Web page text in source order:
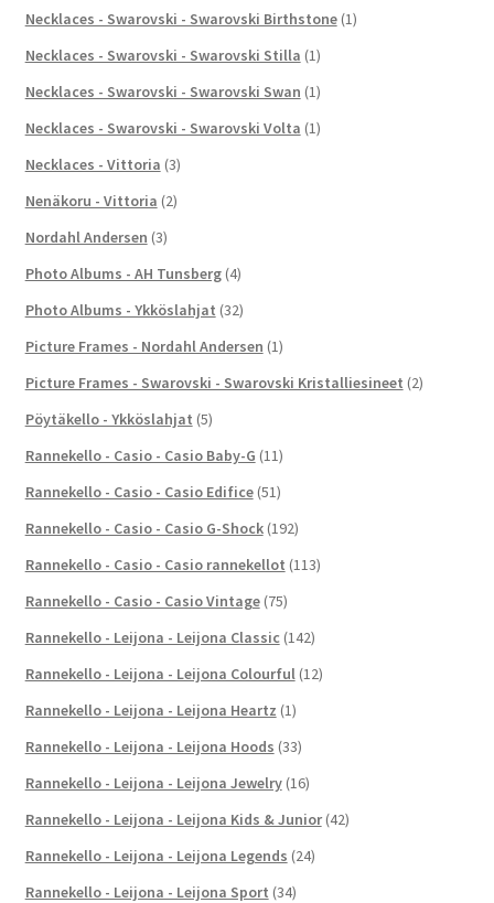
Necklaces - Swarovski - Swarovski Birthstone (1)
Necklaces - Swarovski - Swarovski Stilla (1)
Necklaces - Swarovski - Swarovski Swan (1)
Necklaces - Swarovski - Swarovski Volta (1)
Necklaces - Vittoria (3)
Nenäkoru - Vittoria (2)
Nordahl Andersen (3)
Photo Albums - AH Tunsberg (4)
Photo Albums - Ykköslahjat (32)
Picture Frames - Nordahl Andersen (1)
Picture Frames - Swarovski - Swarovski Kristalliesineet (2)
Pöytäkello - Ykköslahjat (5)
Rannekello - Casio - Casio Baby-G (11)
Rannekello - Casio - Casio Edifice (51)
Rannekello - Casio - Casio G-Shock (192)
Rannekello - Casio - Casio rannekellot (113)
Rannekello - Casio - Casio Vintage (75)
Rannekello - Leijona - Leijona Classic (142)
Rannekello - Leijona - Leijona Colourful (12)
Rannekello - Leijona - Leijona Heartz (1)
Rannekello - Leijona - Leijona Hoods (33)
Rannekello - Leijona - Leijona Jewelry (16)
Rannekello - Leijona - Leijona Kids & Junior (42)
Rannekello - Leijona - Leijona Legends (24)
Rannekello - Leijona - Leijona Sport (34)